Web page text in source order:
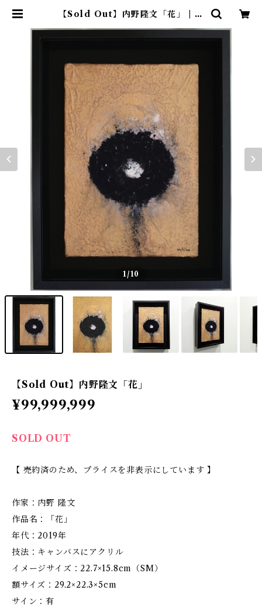
【Sold Out】内野隆文「花」 | ア
プ
1/10
【Sold Out】内野隆文「花」
¥99,999,999
SOLD OUT
【 売約済のため、プライスを非表示にしています 】
作家：内野 隆文
作品名：「花」
年代：2019年
技法：キャンバスにアクリル
イメージサイズ：22.7×15.8cm（SM）
額サイズ：29.2×22.3×5cm
サイン：有